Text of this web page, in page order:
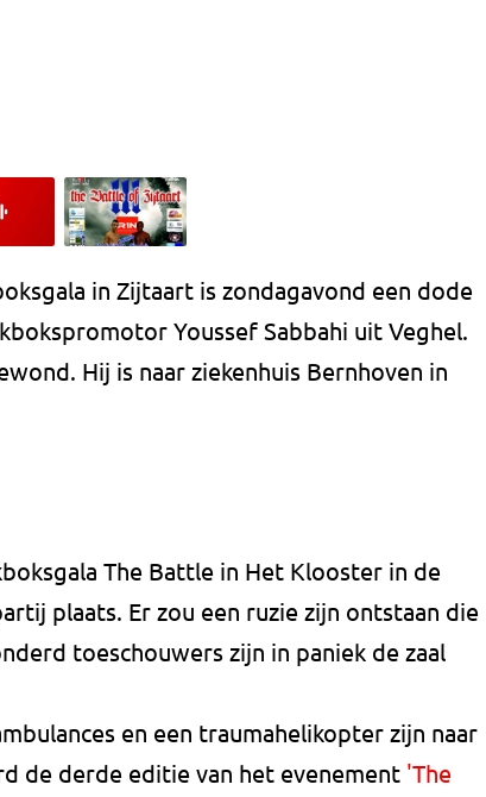
in Zijtaart is zondagavond een dode
Youssef Sabbahi uit Veghel.
Hij is naar ziekenhuis Bernhoven in
The Battle in Het Klooster in de
plaats. Er zou een ruzie zijn ontstaan die
toeschouwers zijn in paniek de zaal
en een traumahelikopter zijn naar
de derde editie van het evenement 'The